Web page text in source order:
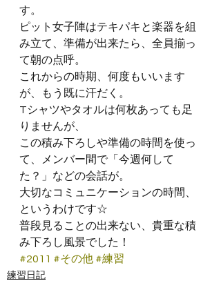
す。
ピット女子陣はテキパキと楽器を組
み立て、準備が出来たら、全員揃っ
て朝の点呼。
これからの時期、何度もいいます
が、もう既に汗だく。
Tシャツやタオルは何枚あっても足
りませんが、
この積み下ろしや準備の時間を使っ
て、メンバー間で「今週何して
た？」などの会話が。
大切なコミュニケーションの時間、
というわけです☆
普段見ることの出来ない、貴重な積
み下ろし風景でした！
#2011 #その他 #練習
練習日記